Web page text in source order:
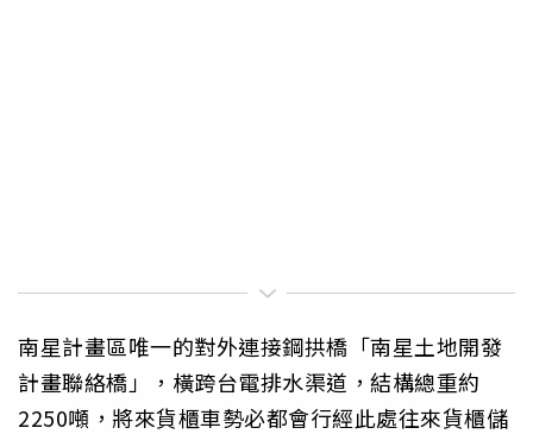
南星計畫區唯一的對外連接鋼拱橋「南星土地開發
計畫聯絡橋」，橫跨台電排水渠道，結構總重約
2250噸，將來貨櫃車勢必都會行經此處往來貨櫃儲